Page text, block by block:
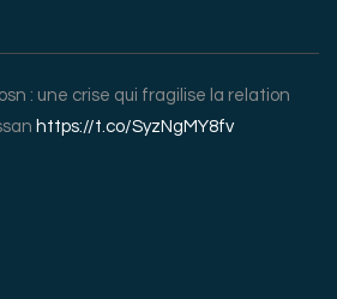
: une crise qui fragilise la relation
https://t.co/SyzNgMY8fv